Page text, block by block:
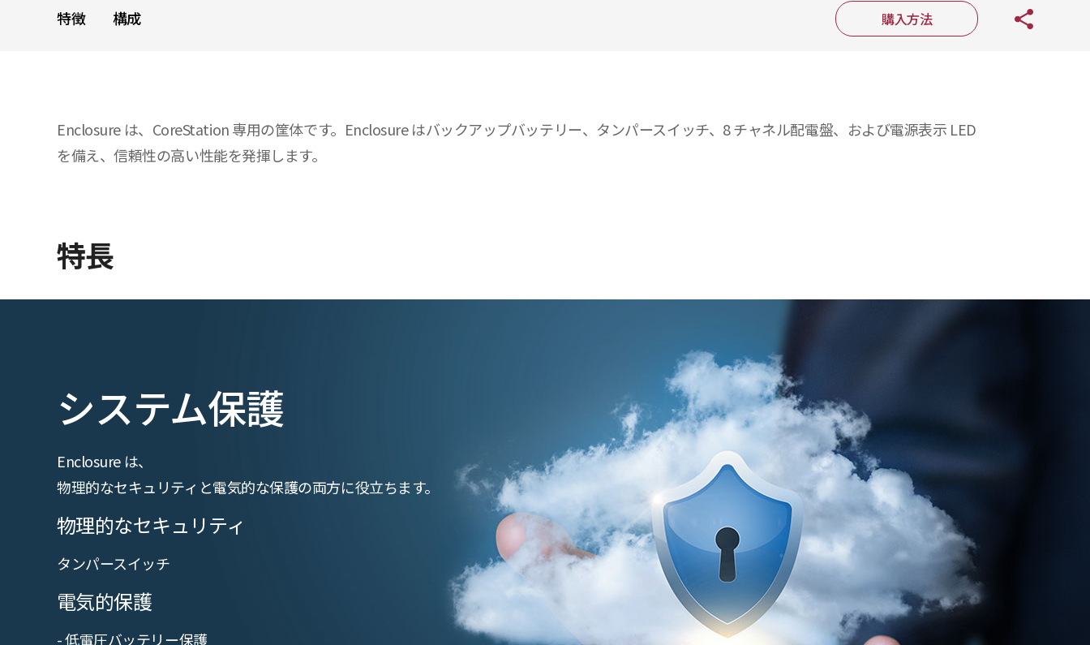
特徴 構成 購入方法
Enclosure は、CoreStation 専用の筐体です。Enclosure はバックアップバッテリー、タンパースイッチ、8 チャネル配電盤、および電源表示 LED
を備え、信頼性の高い性能を発揮します。
特長
システム保護
Enclosure は、
物理的なセキュリティと電気的な保護の両方に役立ちます。
物理的なセキュリティ
タンパースイッチ
電気的保護
- 低電圧バッテリー保護